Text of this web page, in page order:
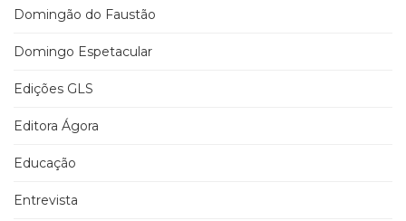
Domingão do Faustão
Domingo Espetacular
Edições GLS
Editora Ágora
Educação
Entrevista